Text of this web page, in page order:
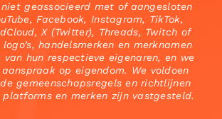
niet geassocieerd met of aangesloten
Facebook, Instagram, TikTok,
X (Twitter), Threads, Twitch of
handelsmerken en merknamen
van hun respectieve eigenaren, en we
op eigendom. We voldoen
gemeenschapsregels en richtlijnen
platforms en merken zijn vastgesteld.